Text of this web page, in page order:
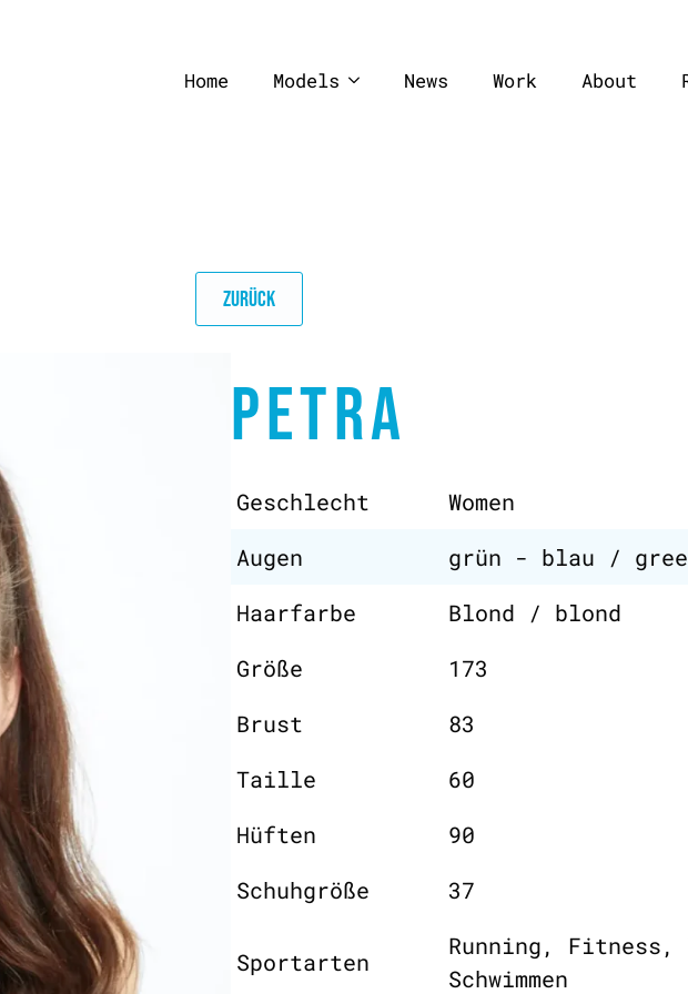
Home Models News Work About
ZURÜCK
PETRA
Geschlecht
Women
Augen
grün - blau /
Haarfarbe
Blond / blond
Größe
173
Brust
83
Taille
60
Hüften
90
Schuhgröße
37
Sportarten
Running, Fitness,
Schwimmen